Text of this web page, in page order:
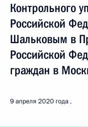
Контрольного
Российской
Шальковым в
Российской
граждан в
9 апреля 2020 года